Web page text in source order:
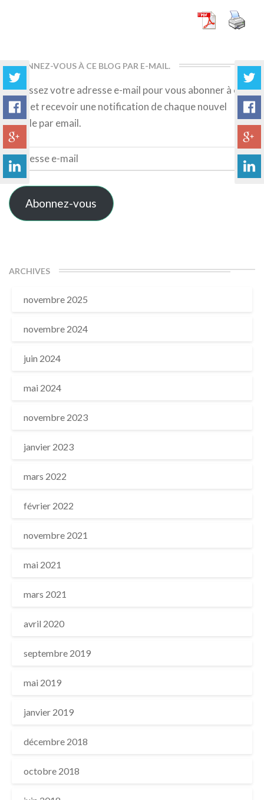
ABONNEZ-VOUS À CE BLOG PAR E-MAIL.
Saisissez votre adresse e-mail pour vous abonner à ce
blog et recevoir une notification de chaque nouvel
article par email.
Adresse
e-
mail
Abonnez-vous
ARCHIVES
novembre 2025
novembre 2024
juin 2024
mai 2024
novembre 2023
janvier 2023
mars 2022
février 2022
novembre 2021
mai 2021
mars 2021
avril 2020
septembre 2019
mai 2019
janvier 2019
décembre 2018
octobre 2018